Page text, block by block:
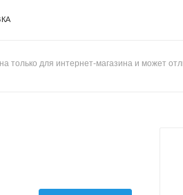
только для интернет-магазина и может